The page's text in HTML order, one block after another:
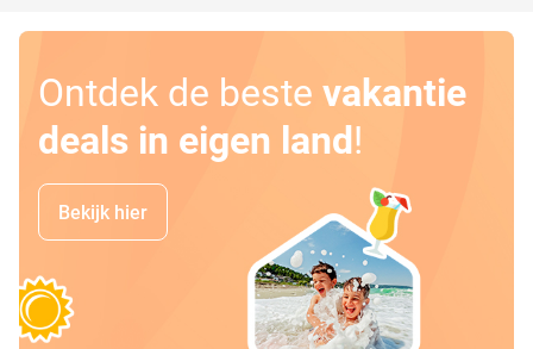
Ontdek de beste vakantie
deals in eigen land!
Bekijk hier